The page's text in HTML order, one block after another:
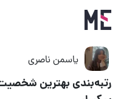
یاسمن ناصری
رتبه‌بندی بهترین